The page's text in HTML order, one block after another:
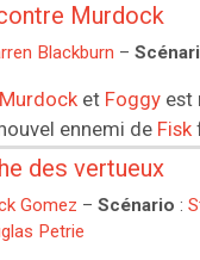
Murdock
Blackburn –
Murdock et Foggy est
ennemi de Fisk
des vertueux
Gomez –Scénario :
Petrie